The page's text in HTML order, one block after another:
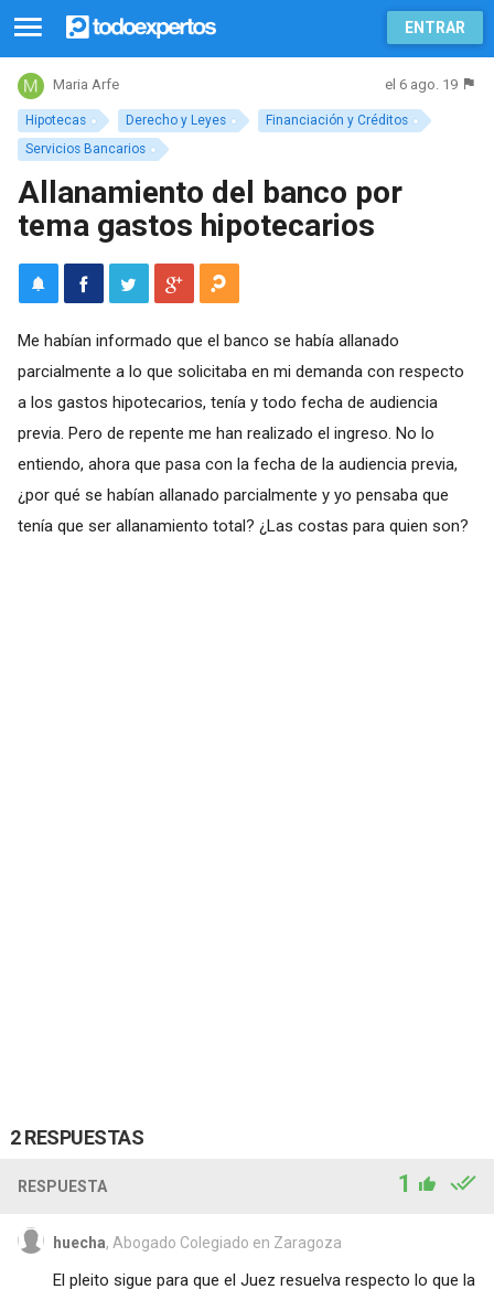
ENTRAR
Hipotecas Derecho y Leyes
Financiación y Créditos
Servicios Bancarios
Maria Arfe el 6 ago. 19
Allanamiento del banco por
tema gastos hipotecarios
Me habían informado que el banco se había allanado
parcialmente a lo que solicitaba en mi demanda con respecto
a los gastos hipotecarios, tenía y todo fecha de audiencia
previa. Pero de repente me han realizado el ingreso. No lo
entiendo, ahora que pasa con la fecha de la audiencia previa,
¿por qué se habían allanado parcialmente y yo pensaba que
tenía que ser allanamiento total? ¿Las costas para quien son?
2 RESPUESTAS
RESPUESTA 1
huecha, Abogado Colegiado en Zaragoza
El pleito sigue para que el Juez resuelva respecto lo que la